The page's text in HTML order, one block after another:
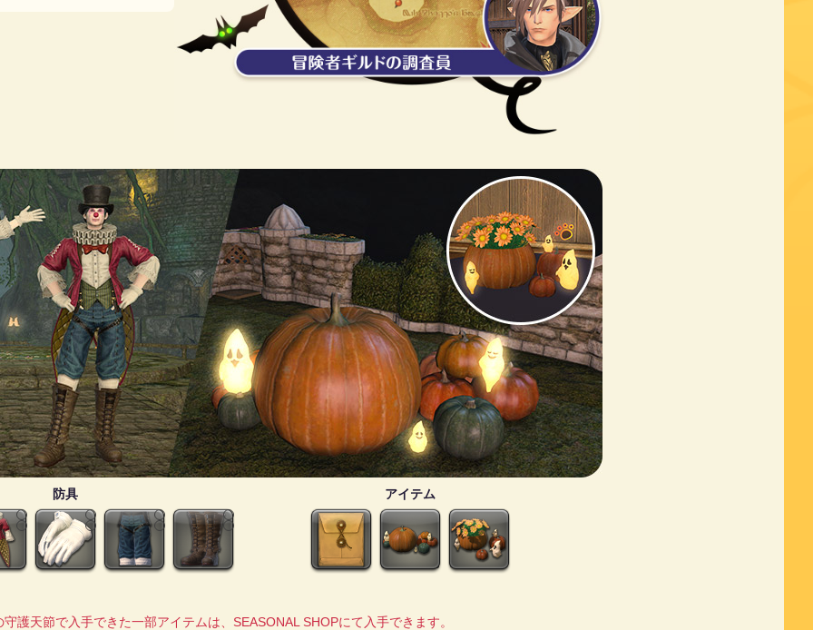
防具 アイテム
護天節で入手できた一部アイテムは、SEASONAL SHOPにて入手できます。